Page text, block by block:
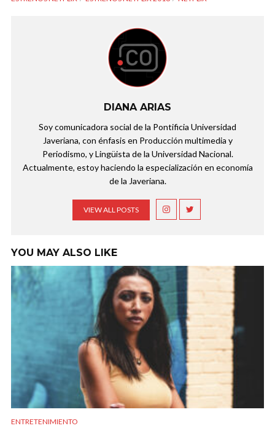
DIANA ARIAS
Soy comunicadora social de la Pontificia Universidad
Javeriana, con énfasis en Producción multimedia y
Periodismo, y Lingüista de la Universidad Nacional.
Actualmente, estoy haciendo la especialización en economía
de la Javeriana.
VIEW ALL POSTS
YOU MAY ALSO LIKE
ENTRETENIMIENTO